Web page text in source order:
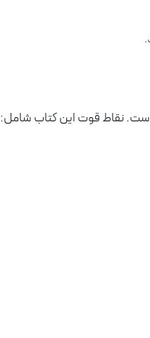
است. نقاط قوت این کتاب شامل: